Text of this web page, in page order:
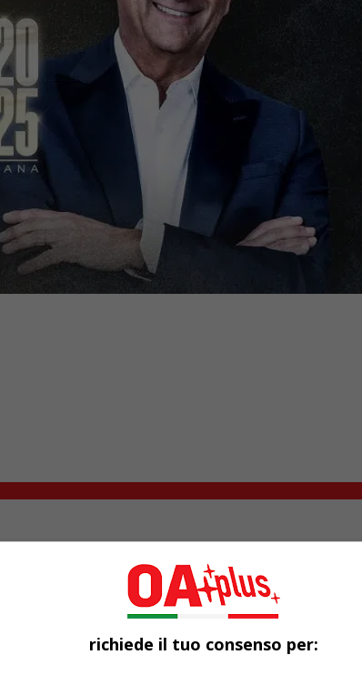
Sanremo, Carlo Conti è intervenuto ai microfoni
delle serate visto e considerato che i cantanti in
Fazio, garantendogli che si andrà a letto in un
richiede il tuo consenso per: